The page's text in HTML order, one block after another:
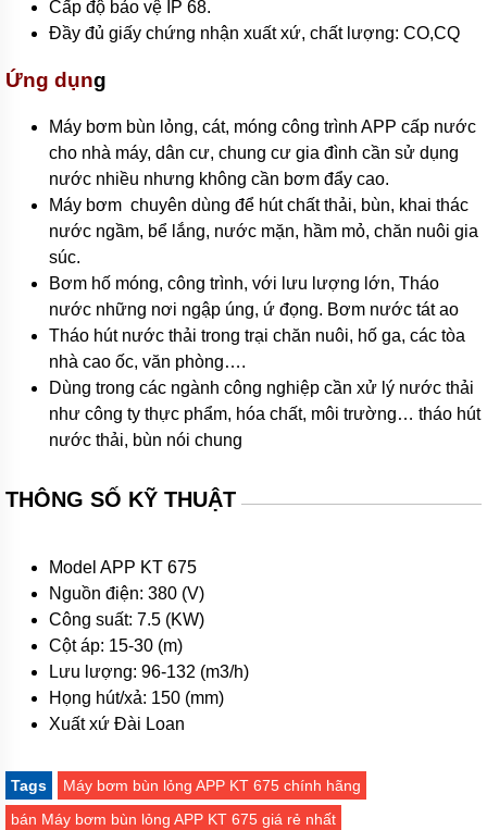
bơm
tầng
bơm
bù
hỏa-
chữa
Bơm
móng-
bùn
Tiểu
cảnh-
phun
Máy
bơm
định
lượng
Bơm
dẫn
động
từ
thùng
phuy
Cấp độ bảo vệ IP 68.
Đầy đủ giấy chứng nhận xuất xứ, chất lượng: CO,CQ
Ứng dụng
Máy bơm bùn lỏng, cát, móng công trình APP cấp nước
cho nhà máy, dân cư, chung cư gia đình cần sử dụng
nước nhiều nhưng không cần bơm đẩy cao.
Máy bơm chuyên dùng để hút chất thải, bùn, khai thác
nước ngầm, bể lắng, nước mặn, hầm mỏ, chăn nuôi gia
súc.
Bơm hố móng, công trình, với lưu lượng lớn, Tháo
nước những nơi ngập úng, ứ đọng. Bơm nước tát ao
Tháo hút nước thải trong trại chăn nuôi, hố ga, các tòa
nhà cao ốc, văn phòng….
Dùng trong các ngành công nghiệp cần xử lý nước thải
như công ty thực phẩm, hóa chất, môi trường… tháo hút
nước thải, bùn nói chung
THÔNG SỐ KỸ THUẬT
Model APP KT 675
Nguồn điện: 380 (V)
Công suất: 7.5 (KW)
Cột áp: 15-30 (m)
Lưu lượng: 96-132 (m3/h)
Họng hút/xả: 150 (mm)
Xuất xứ Đài Loan
Tags
Máy bơm bùn lỏng APP KT 675 chính hãng
bán Máy bơm bùn lỏng APP KT 675 giá rẻ nhất